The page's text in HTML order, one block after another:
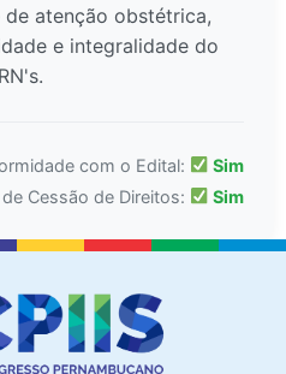
atenção obstétrica,
e integralidade do
com o Edital:
Sim
Cessão de Direitos:
Sim